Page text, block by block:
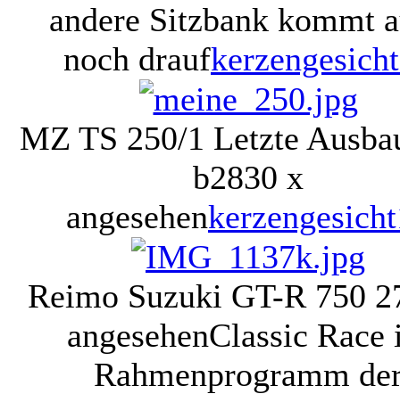
andere Sitzbank kommt
noch drauf
MZ TS 250/1 Letzte
b2830 x
angesehen
Reimo Suzuki GT-R 750
angesehenClassic Race
Rahmenprogramm